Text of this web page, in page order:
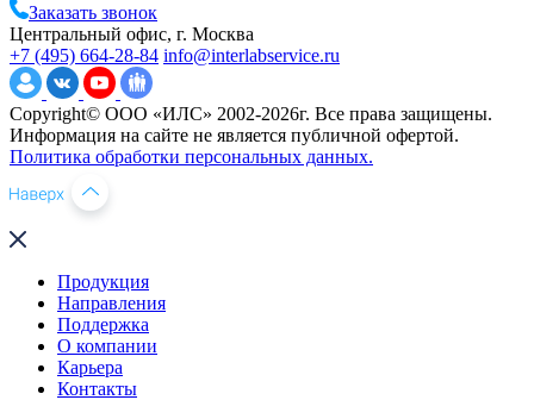
Заказать звонок
Центральный офис, г. Москва
+7 (495) 664-28-84 info@interlabservice.ru
Copyright© ООО «ИЛС» 2002-2026г. Все права защищены.
Информация на сайте не является публичной офертой.
Политика обработки персональных данных.
Продукция
Направления
Поддержка
О компании
Карьера
Контакты